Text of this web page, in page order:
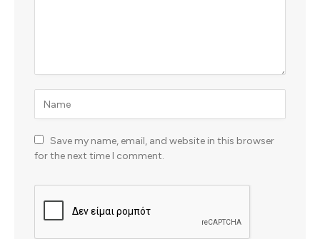
Save my name, email, and website in this browser
for the next time I comment.